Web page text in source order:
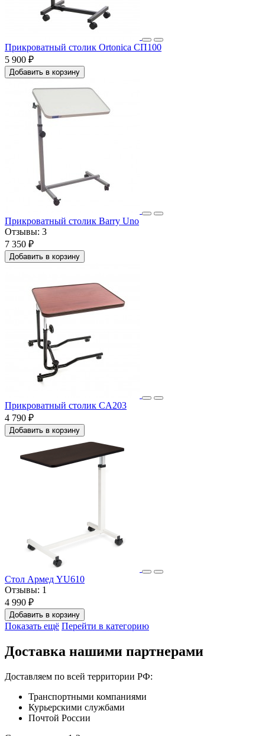
Прикроватный столик Ortonica СП100
5 900 ₽
Добавить в корзину
Прикроватный столик Barry Uno
Отзывы: 3
7 350 ₽
Добавить в корзину
Прикроватный столик CA203
4 790 ₽
Добавить в корзину
Стол Армед YU610
Отзывы: 1
4 990 ₽
Добавить в корзину
Показать ещё Перейти в категорию
Доставка нашими партнерами
Доставляем по всей территории РФ:
Транспортными компаниями
Курьерскими службами
Почтой России